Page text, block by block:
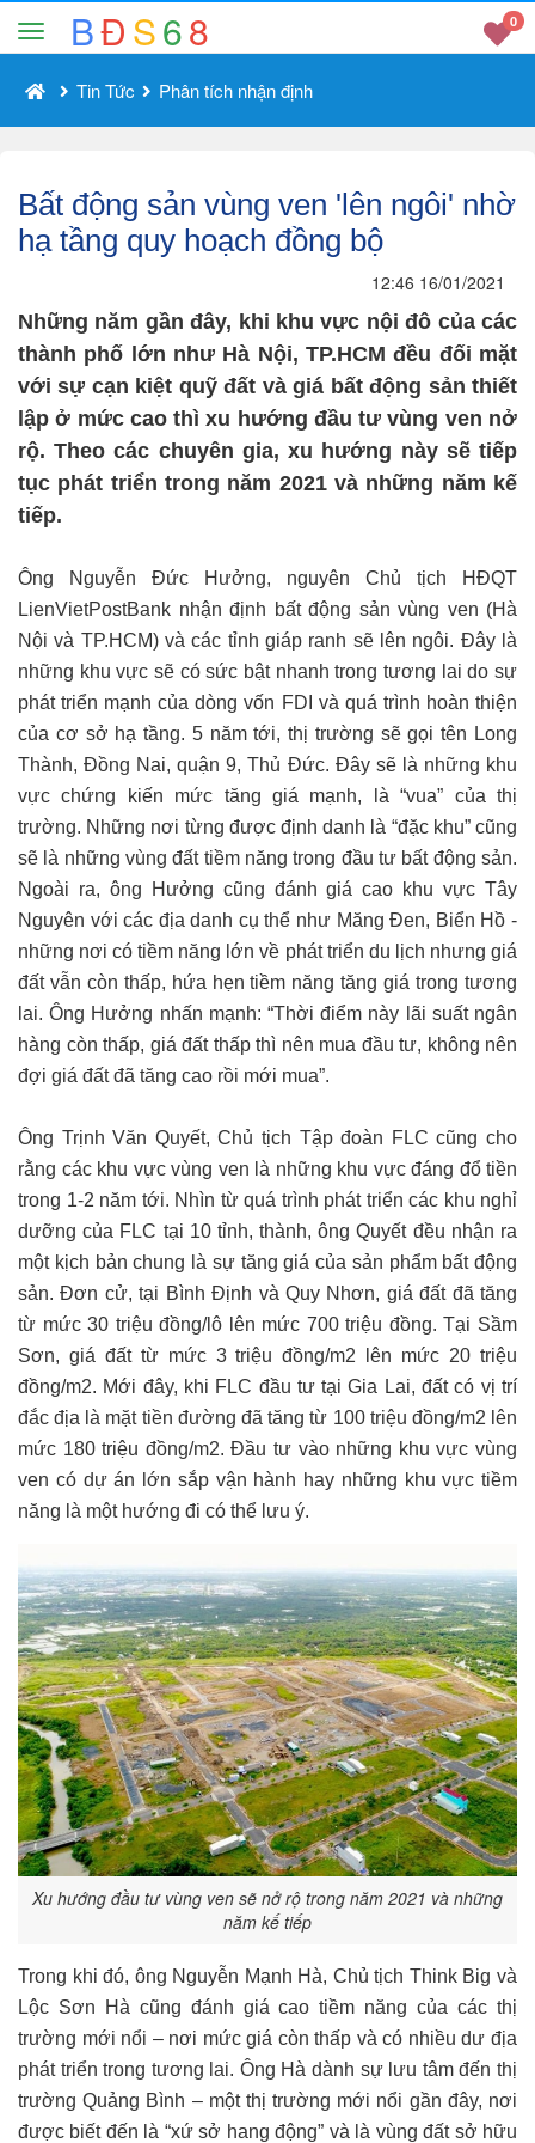
BĐS68 0
Tin Tức Phân tích nhận định
Bất động sản vùng ven 'lên ngôi' nhờ
hạ tầng quy hoạch đồng bộ
12:46 16/01/2021
Những năm gần đây, khi khu vực nội đô của các
thành phố lớn như Hà Nội, TP.HCM đều đối mặt
với sự cạn kiệt quỹ đất và giá bất động sản thiết
lập ở mức cao thì xu hướng đầu tư vùng ven nở
rộ. Theo các chuyên gia, xu hướng này sẽ tiếp
tục phát triển trong năm 2021 và những năm kế
tiếp.
Ông Nguyễn Đức Hưởng, nguyên Chủ tịch HĐQT
LienVietPostBank nhận định bất động sản vùng ven (Hà
Nội và TP.HCM) và các tỉnh giáp ranh sẽ lên ngôi. Đây là
những khu vực sẽ có sức bật nhanh trong tương lai do sự
phát triển mạnh của dòng vốn FDI và quá trình hoàn thiện
của cơ sở hạ tầng. 5 năm tới, thị trường sẽ gọi tên Long
Thành, Đồng Nai, quận 9, Thủ Đức. Đây sẽ là những khu
vực chứng kiến mức tăng giá mạnh, là “vua” của thị
trường. Những nơi từng được định danh là “đặc khu” cũng
sẽ là những vùng đất tiềm năng trong đầu tư bất động sản.
Ngoài ra, ông Hưởng cũng đánh giá cao khu vực Tây
Nguyên với các địa danh cụ thể như Măng Đen, Biển Hồ -
những nơi có tiềm năng lớn về phát triển du lịch nhưng giá
đất vẫn còn thấp, hứa hẹn tiềm năng tăng giá trong tương
lai. Ông Hưởng nhấn mạnh: “Thời điểm này lãi suất ngân
hàng còn thấp, giá đất thấp thì nên mua đầu tư, không nên
đợi giá đất đã tăng cao rồi mới mua”.
Ông Trịnh Văn Quyết, Chủ tịch Tập đoàn FLC cũng cho
rằng các khu vực vùng ven là những khu vực đáng đổ tiền
trong 1-2 năm tới. Nhìn từ quá trình phát triển các khu nghỉ
dưỡng của FLC tại 10 tỉnh, thành, ông Quyết đều nhận ra
một kịch bản chung là sự tăng giá của sản phẩm bất động
sản. Đơn cử, tại Bình Định và Quy Nhơn, giá đất đã tăng
từ mức 30 triệu đồng/lô lên mức 700 triệu đồng. Tại Sầm
Sơn, giá đất từ mức 3 triệu đồng/m2 lên mức 20 triệu
đồng/m2. Mới đây, khi FLC đầu tư tại Gia Lai, đất có vị trí
đắc địa là mặt tiền đường đã tăng từ 100 triệu đồng/m2 lên
mức 180 triệu đồng/m2. Đầu tư vào những khu vực vùng
ven có dự án lớn sắp vận hành hay những khu vực tiềm
năng là một hướng đi có thể lưu ý.
Xu hướng đầu tư vùng ven sẽ nở rộ trong năm 2021 và những
năm kế tiếp
Trong khi đó, ông Nguyễn Mạnh Hà, Chủ tịch Think Big và
Lộc Sơn Hà cũng đánh giá cao tiềm năng của các thị
trường mới nổi – nơi mức giá còn thấp và có nhiều dư địa
phát triển trong tương lai. Ông Hà dành sự lưu tâm đến thị
trường Quảng Bình – một thị trường mới nổi gần đây, nơi
được biết đến là “xứ sở hang động” và là vùng đất sở hữu